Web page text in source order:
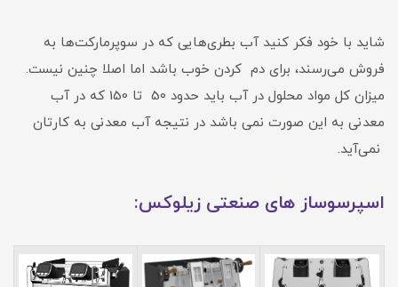
شاید با خود فکر کنید آب بطری‌هایی که در سوپرمارکت‌ها به
فروش می‌رسند، برای دم کردن خوب باشد اما اصلا چنین نیست.
میزان کل مواد محلول در آب باید حدود 50 تا 150 که در آب
معدنی به این صورت نمی باشد در نتیجه آب معدنی به کارتان
نمی‌آید.
اسپرسوساز های صنعتی زیلوکس: